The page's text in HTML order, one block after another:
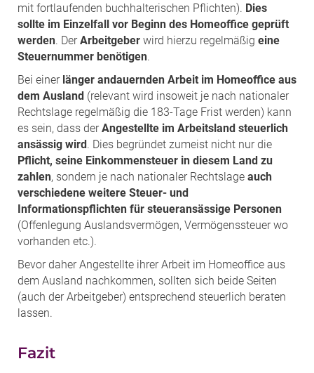
mit fortlaufenden buchhalterischen Pflichten). Dies
sollte im Einzelfall vor Beginn des Homeoffice geprüft
werden. DerArbeitgeber wird hierzu regelmäßig eine
Steuernummer benötigen.
Bei einer länger andauernden Arbeit im Homeoffice aus
dem Ausland (relevant wird insoweit je nach nationaler
Rechtslage regelmäßig die 183-Tage Frist werden) kann
es sein, dass derAngestellte im Arbeitsland steuerlich
ansässig wird. Dies begründet zumeist nicht nur die
Pflicht, seine Einkommensteuer in diesem Land zu
zahlen, sondern je nach nationaler Rechtslage auch
verschiedene weitere Steuer- und
Informationspflichten für steueransässige Personen
(Offenlegung Auslandsvermögen, Vermögenssteuer wo
vorhanden etc.).
Bevor daher Angestellte ihrer Arbeit im Homeoffice aus
dem Ausland nachkommen, sollten sich beide Seiten
(auch der Arbeitgeber) entsprechend steuerlich beraten
lassen.
Fazit